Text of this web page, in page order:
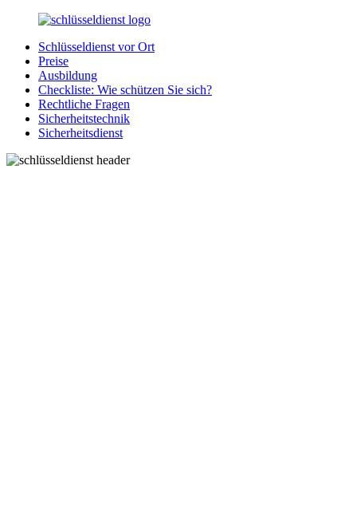
Zurück
Inhalt
SchluesseldienstDirekt.de
Ihre
Notlage
wird
gelöst!
Schlüsseldienst vor Ort
Preise
Ausbildung
Checkliste: Wie schützen Sie sich?
Rechtliche Fragen
Sicherheitstechnik
Sicherheitsdienst